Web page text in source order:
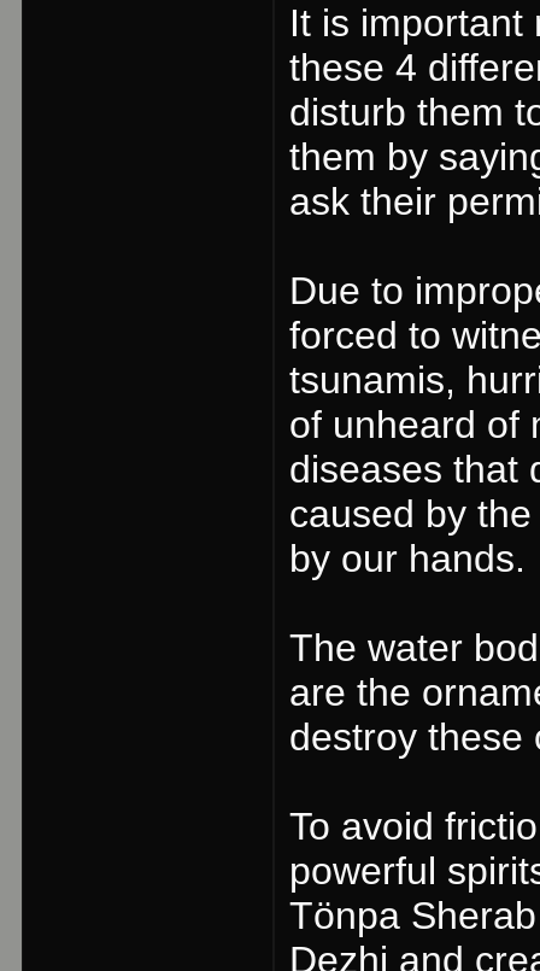
It is important
these 4
disturb them
them by
ask their
Due to
forced to
tsunamis,
of unheard of
diseases that
caused by
by our hands.
The water
are the
destroy these
To avoid
powerful
Tönpa
Dezhi and